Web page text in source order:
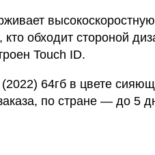
кто обходит стороной
Touch ID.
64гб в цвете
по стране — до 5